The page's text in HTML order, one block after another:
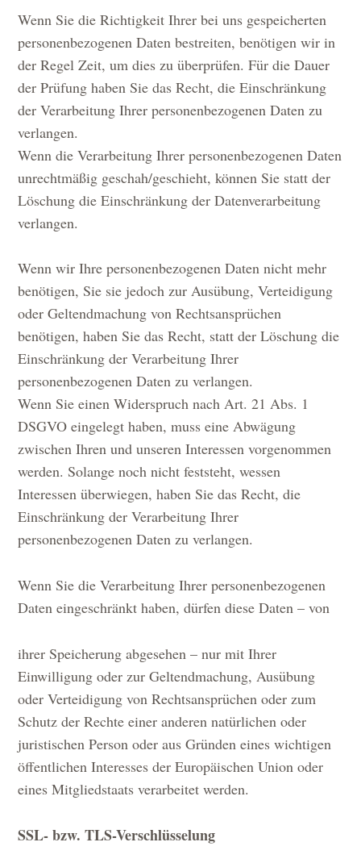
Wenn Sie die Richtigkeit Ihrer bei uns gespeicherten
personenbezogenen Daten bestreiten, benötigen wir in
der Regel Zeit, um dies zu überprüfen. Für die Dauer
der Prüfung haben Sie das Recht, die Einschränkung
der Verarbeitung Ihrer personenbezogenen Daten zu
verlangen.
Wenn die Verarbeitung Ihrer personenbezogenen Daten
unrechtmäßig geschah/geschieht, können Sie statt der
Löschung die Einschränkung der Datenverarbeitung
verlangen.
Wenn wir Ihre personenbezogenen Daten nicht mehr
benötigen, Sie sie jedoch zur Ausübung, Verteidigung
oder Geltendmachung von Rechtsansprüchen
benötigen, haben Sie das Recht, statt der Löschung die
Einschränkung der Verarbeitung Ihrer
personenbezogenen Daten zu verlangen.
Wenn Sie einen Widerspruch nach Art. 21 Abs. 1
DSGVO eingelegt haben, muss eine Abwägung
zwischen Ihren und unseren Interessen vorgenommen
werden. Solange noch nicht feststeht, wessen
Interessen überwiegen, haben Sie das Recht, die
Einschränkung der Verarbeitung Ihrer
personenbezogenen Daten zu verlangen.
Wenn Sie die Verarbeitung Ihrer personenbezogenen
Daten eingeschränkt haben, dürfen diese Daten – von
ihrer Speicherung abgesehen – nur mit Ihrer
Einwilligung oder zur Geltendmachung, Ausübung
oder Verteidigung von Rechtsansprüchen oder zum
Schutz der Rechte einer anderen natürlichen oder
juristischen Person oder aus Gründen eines wichtigen
öffentlichen Interesses der Europäischen Union oder
eines Mitgliedstaats verarbeitet werden.
SSL- bzw. TLS-Verschlüsselung